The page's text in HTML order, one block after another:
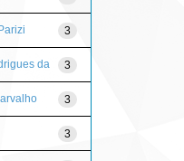
3
3
da
3
3